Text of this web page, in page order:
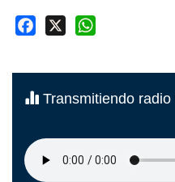
Facebook
Transmitiendo radio